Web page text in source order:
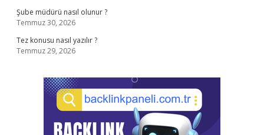
Şube müdürü nasıl olunur ?
Temmuz 30, 2026
Tez konusu nasıl yazılır ?
Temmuz 29, 2026